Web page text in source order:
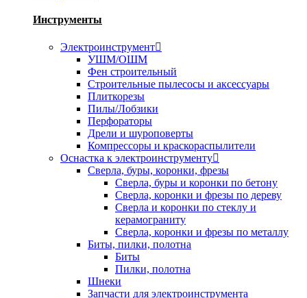
Инструменты
Электроинструмент
УШМ/ОШМ
Фен строительный
Строительные пылесосы и аксессуары
Плиткорезы
Пилы/Лобзики
Перфораторы
Дрели и шуроповерты
Компрессоры и краскораспылители
Оснастка к электроинструменту
Сверла, буры, коронки, фрезы
Сверла, буры и коронки по бетону
Сверла, коронки и фрезы по дереву
Сверла и коронки по стеклу и
керамограниту
Сверла, коронки и фрезы по металлу
Биты, пилки, полотна
Биты
Пилки, полотна
Шнеки
Запчасти для электроинструмента